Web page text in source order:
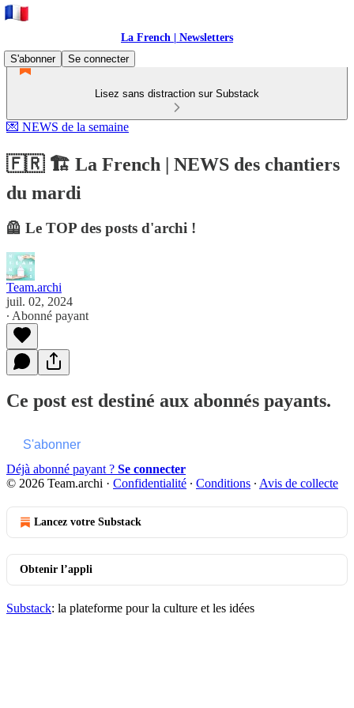
La French | Newsletters
S'abonner
Se connecter
Lisez sans distraction sur Substack
💌 NEWS de la semaine
🇫🇷 🏗️ La French | NEWS des chantiers
du mardi
🦺 Le TOP des posts d'archi !
Team.archi
juil. 02, 2024
∙ Abonné payant
Ce post est destiné aux abonnés payants.
S'abonner
Déjà abonné payant ? Se connecter
© 2026 Team.archi · Confidentialité ∙ Conditions ∙ Avis de collecte
Lancez votre Substack
Obtenir l’appli
Substack: la plateforme pour la culture et les idées